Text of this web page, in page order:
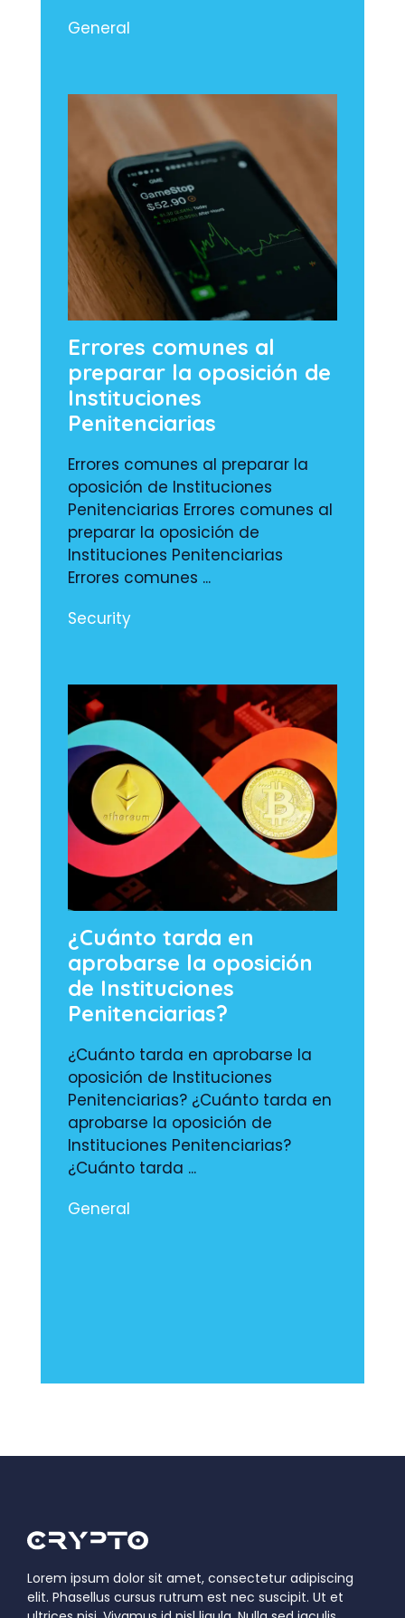
General
Errores comunes al
preparar la oposición de
Instituciones
Penitenciarias
Errores comunes al preparar la
oposición de Instituciones
Penitenciarias Errores comunes al
preparar la oposición de
Instituciones Penitenciarias
Errores comunes ...
Security
¿Cuánto tarda en
aprobarse la oposición
de Instituciones
Penitenciarias?
¿Cuánto tarda en aprobarse la
oposición de Instituciones
Penitenciarias? ¿Cuánto tarda en
aprobarse la oposición de
Instituciones Penitenciarias?
¿Cuánto tarda ...
General
Lorem ipsum dolor sit amet, consectetur adipiscing
elit. Phasellus cursus rutrum est nec suscipit. Ut et